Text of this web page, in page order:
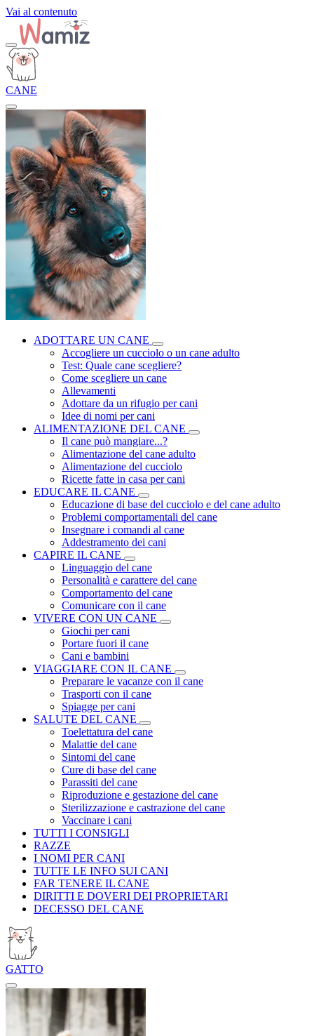
Vai al contenuto
CANE
ADOTTARE UN CANE
Accogliere un cucciolo o un cane adulto
Test: Quale cane scegliere?
Come scegliere un cane
Allevamenti
Adottare da un rifugio per cani
Idee di nomi per cani
ALIMENTAZIONE DEL CANE
Il cane può mangiare...?
Alimentazione del cane adulto
Alimentazione del cucciolo
Ricette fatte in casa per cani
EDUCARE IL CANE
Educazione di base del cucciolo e del cane adulto
Problemi comportamentali del cane
Insegnare i comandi al cane
Addestramento dei cani
CAPIRE IL CANE
Linguaggio del cane
Personalità e carattere del cane
Comportamento del cane
Comunicare con il cane
VIVERE CON UN CANE
Giochi per cani
Portare fuori il cane
Cani e bambini
VIAGGIARE CON IL CANE
Preparare le vacanze con il cane
Trasporti con il cane
Spiagge per cani
SALUTE DEL CANE
Toelettatura del cane
Malattie del cane
Sintomi del cane
Cure di base del cane
Parassiti del cane
Riproduzione e gestazione del cane
Sterilizzazione e castrazione del cane
Vaccinare i cani
TUTTI I CONSIGLI
RAZZE
I NOMI PER CANI
TUTTE LE INFO SUI CANI
FAR TENERE IL CANE
DIRITTI E DOVERI DEI PROPRIETARI
DECESSO DEL CANE
GATTO